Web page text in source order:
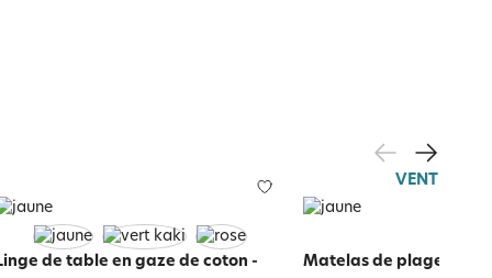
de table en gaze de coton -
VENTE
Matelas de plage